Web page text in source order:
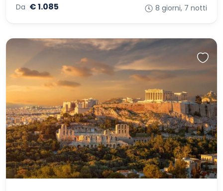
Da € 1.085 8 giorni, 7 notti